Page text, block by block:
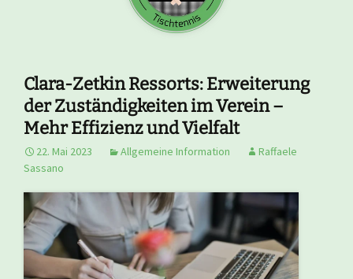
Clara-Zetkin Ressorts: Erweiterung
der Zuständigkeiten im Verein –
Mehr Effizienz und Vielfalt
22. Mai 2023 Allgemeine Information
Raffaele
Sassano